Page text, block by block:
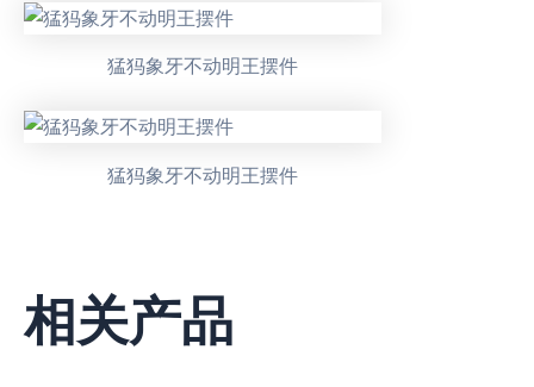
猛犸象牙不动明王摆件
猛犸象牙不动明王摆件
相关产品